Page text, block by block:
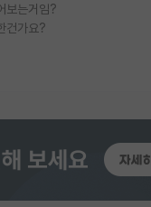
보는거임?
건가요?